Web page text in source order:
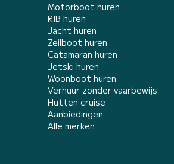
Motorboot huren
RIB huren
Jacht huren
Zeilboot huren
Catamaran huren
Jetski huren
Woonboot huren
Verhuur zonder vaarbewijs
Hutten cruise
Aanbiedingen
Alle merken